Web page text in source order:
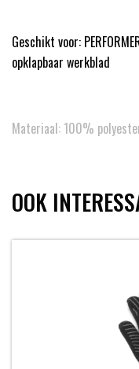
Geschikt voor:
opklapbaar werkblad
Materiaal: 100%
OOK